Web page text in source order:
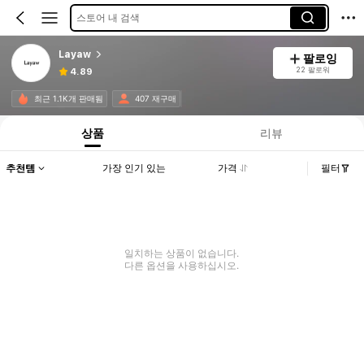
스토어 내 검색
Layaw
4.89
팔로잉
22 팔로워
최근 1.1K개 판매됨 407 재구매
상품 리뷰
추천템 가장 인기 있는 가격 필터
일치하는 상품이 없습니다.
다른 옵션을 사용하십시오.